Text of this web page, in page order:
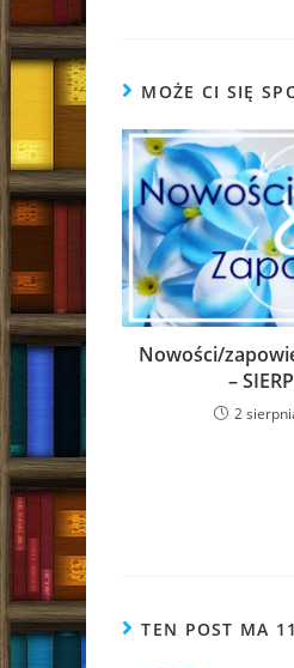
MOŻE CI SIĘ
Nowości/
–
2
TEN POST MA